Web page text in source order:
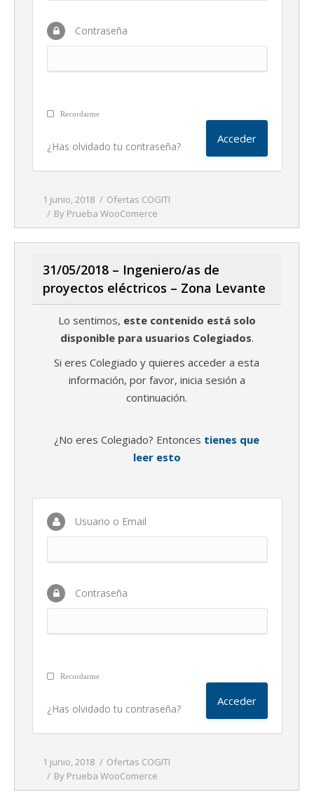
Contraseña
Recordarme
¿Has olvidado tu contraseña?
1 junio, 2018
Ofertas COGITI
By Prueba WooComerce
31/05/2018 – Ingeniero/as de
proyectos eléctricos – Zona Levante
Lo sentimos, este contenido está solo
disponible para usuarios Colegiados.
Si eres Colegiado y quieres acceder a esta
información, por favor, inicia sesión a
continuación.
¿No eres Colegiado? Entonces tienes que
leer esto
Usuario o Email
Contraseña
Recordarme
¿Has olvidado tu contraseña?
1 junio, 2018
Ofertas COGITI
By Prueba WooComerce